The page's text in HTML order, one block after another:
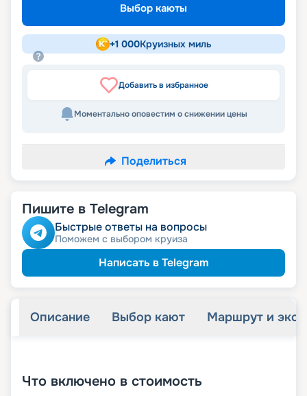
Выбор каюты
+1 000Круизных миль
Добавить в избранное
Моментально оповестим о снижении цены
Поделиться
Пишите в Telegram
Быстрые ответы на вопросы
Поможем с выбором круиза
Написать в Telegram
Описание Выбор кают Маршрут и
Что включено в стоимость